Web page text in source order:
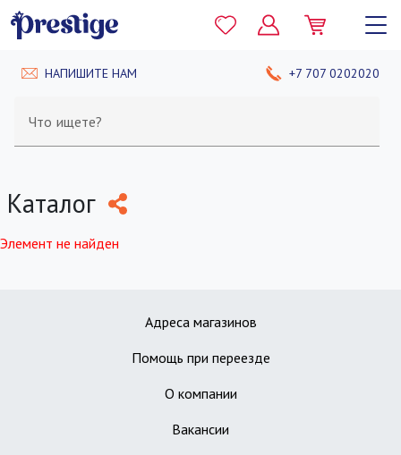
НАПИШИТЕ НАМ +7 707 0202020
Что ищете?
Каталог
Элемент не найден
Адреса магазинов
Помощь при переезде
О компании
Вакансии